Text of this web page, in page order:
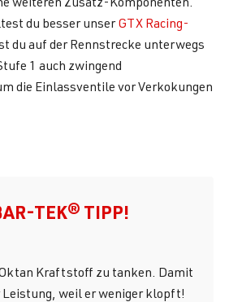
du besser unserGTX Racing-
du auf der Rennstrecke unterwegs
1 auch zwingend
um die Einlassventile vor Verkokungen
TEK® TIPP!
Kraftstoff zu tanken. Damit
Leistung, weil er weniger klopft!